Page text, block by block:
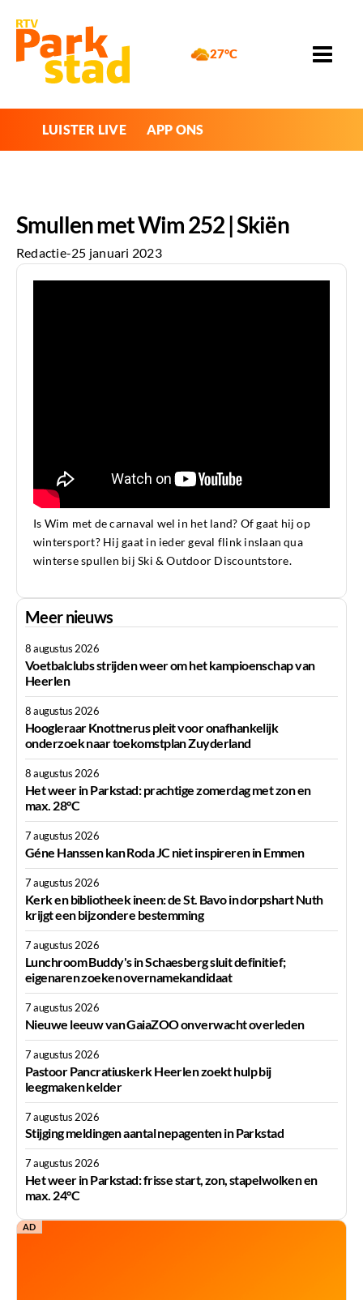
27°C
LUISTER LIVE APP ONS
Smullen met Wim 252 | Skiën
Redactie-25 januari 2023
Is Wim met de carnaval wel in het land? Of gaat hij op
wintersport? Hij gaat in ieder geval flink inslaan qua
winterse spullen bij Ski & Outdoor Discountstore.
Meer nieuws
8 augustus 2026
Voetbalclubs strijden weer om het kampioenschap van
Heerlen
8 augustus 2026
Hoogleraar Knottnerus pleit voor onafhankelijk
onderzoek naar toekomstplan Zuyderland
8 augustus 2026
Het weer in Parkstad: prachtige zomerdag met zon en
max. 28°C
7 augustus 2026
Géne Hanssen kan Roda JC niet inspireren in Emmen
7 augustus 2026
Kerk en bibliotheek ineen: de St. Bavo in dorpshart Nuth
krijgt een bijzondere bestemming
7 augustus 2026
Lunchroom Buddy's in Schaesberg sluit definitief;
eigenaren zoeken overnamekandidaat
7 augustus 2026
Nieuwe leeuw van GaiaZOO onverwacht overleden
7 augustus 2026
Pastoor Pancratiuskerk Heerlen zoekt hulp bij
leegmaken kelder
7 augustus 2026
Stijging meldingen aantal nepagenten in Parkstad
7 augustus 2026
Het weer in Parkstad: frisse start, zon, stapelwolken en
max. 24°C
AD